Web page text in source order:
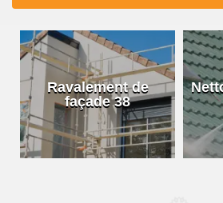
Ravalement de
façade 38